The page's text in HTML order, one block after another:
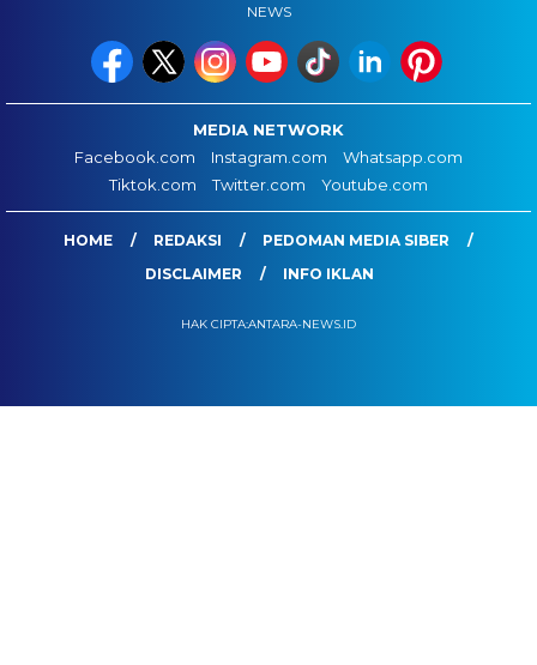
NEWS
MEDIA NETWORK
Facebook.com
Instagram.com
Whatsapp.com
Tiktok.com
Twitter.com Youtube.com
HOME REDAKSI
PEDOMAN MEDIA SIBER
DISCLAIMER
INFO IKLAN
HAK CIPTA:ANTARA-NEWS.ID